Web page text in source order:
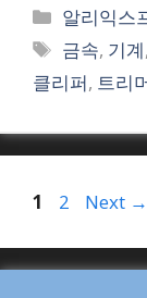
알리익스
Tags
금속, 기계,
클리퍼, 트리
Page
1 Page
2 Next →